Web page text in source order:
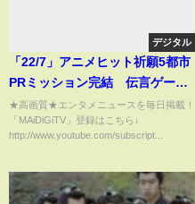
デジタル
「22/7」アニメヒット祈願5都市
PRミッション完結 伝言ゲー
ム、イベントに挑戦 東京編の
映像公開
★高画質★エンタメニュースを毎日掲載！
「MAiDiGiTV」登録はこちら↓
http://www.youtube.com/subscript...